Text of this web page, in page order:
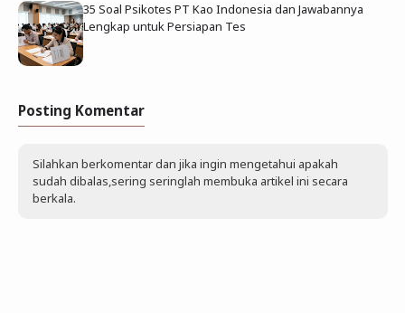
35 Soal Psikotes PT Kao Indonesia dan Jawabannya
Lengkap untuk Persiapan Tes
Posting Komentar
Silahkan berkomentar dan jika ingin mengetahui apakah
sudah dibalas,sering seringlah membuka artikel ini secara
berkala.